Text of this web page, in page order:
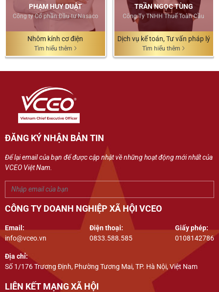
PHẠM HUY DUẬT
Công ty Cổ phần Đầu tư Nasaco
Nhôm kính cơ điện
Tìm hiểu thêm
TRẦN NGỌC TÙNG
Công Ty TNHH Thuế Toàn Cầu
Dịch vụ kế toán, Tư vấn pháp lý
Tìm hiểu thêm
ĐĂNG KÝ NHẬN BẢN TIN
Để lại email của bạn để được cập nhật về những hoạt động mới nhất của
VCEO Việt Nam.
CÔNG TY DOANH NGHIỆP XÃ HỘI VCEO
Email:
info@vceo.vn
Điện thoại:
0833.588.585
Giấy phép:
0108142786
Địa chỉ:
Số 1/176 Trương Định, Phường Tương Mai, TP. Hà Nội, Việt Nam
LIÊN KẾT MẠNG XÃ HỘI